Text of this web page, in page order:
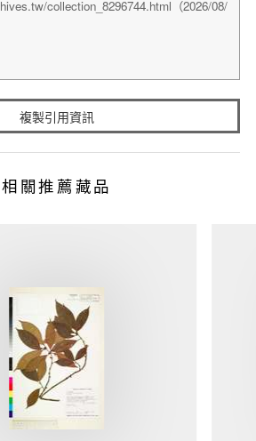
複製引用資訊
相關推薦藏品